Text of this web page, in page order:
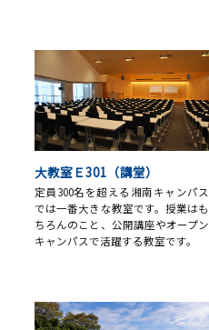
大教室Ｅ301（講堂）
定員300名を超える湘南キャンパス
では一番大きな教室です。授業はも
ちろんのこと、公開講座やオープン
キャンパスで活躍する教室です。